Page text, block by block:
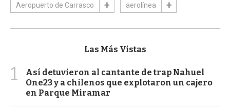
Aeropuerto de Carrasco aerolínea
Las Más Vistas
1
Así detuvieron al cantante de trap Nahuel
One23 y a chilenos que explotaron un cajero
en Parque Miramar